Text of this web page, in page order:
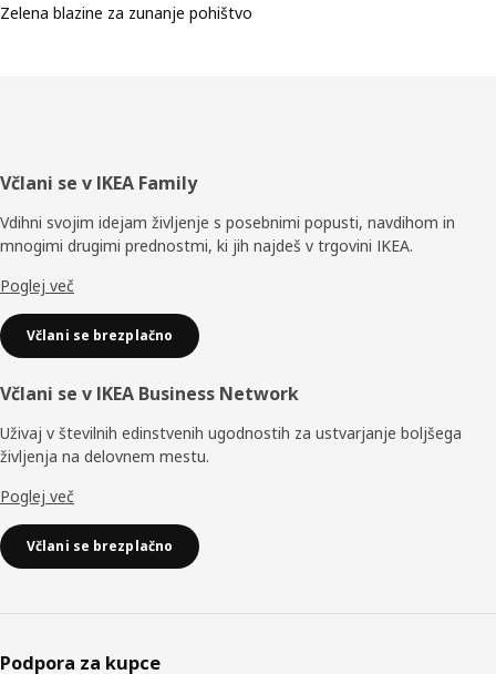
Zelena blazine za zunanje pohištvo
Noga
Včlani se v IKEA Family
Vdihni svojim idejam življenje s posebnimi popusti, navdihom in
mnogimi drugimi prednostmi, ki jih najdeš v trgovini IKEA.
Poglej več
Včlani se brezplačno
Včlani se v IKEA Business Network
Uživaj v številnih edinstvenih ugodnostih za ustvarjanje boljšega
življenja na delovnem mestu.
Poglej več
Včlani se brezplačno
Podpora za kupce